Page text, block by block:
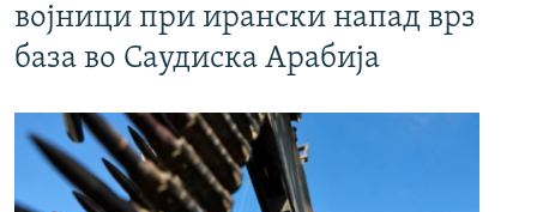
војници при ирански напад врз
база во Саудиска Арабија